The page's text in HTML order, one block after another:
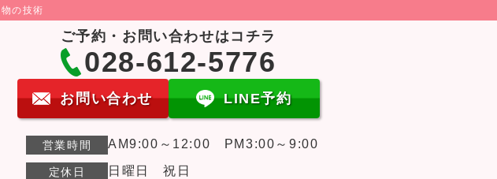
物の技術
ご予約・お問い合わせはコチラ
028-612-5776
お問い合わせ LINE予約
営業時間 AM9:00～12:00 PM3:00～9:00
定休日 日曜日 祝日